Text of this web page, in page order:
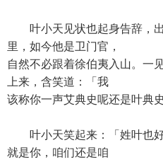
叶小天见状也起身告辞，出
里，如今他是卫门官，
自然不必跟着徐伯夷入山。一
上来，含笑道：「我
该称你一声艾典史呢还是叶典史
叶小天笑起来：「姓叶也好
就是你，咱们还是咱